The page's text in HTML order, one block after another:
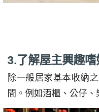
3.了解屋主興趣
除一般居家基本收納
間。例如酒櫃、公仔、